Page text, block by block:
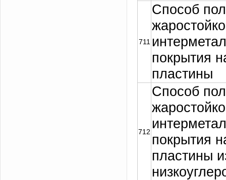
711
Способ
покрытия
пластины
712
Способ
покрытия
пластины